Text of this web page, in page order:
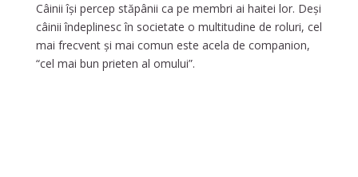
Câinii își percep stăpânii ca pe membri ai haitei lor. Deși
câinii îndeplinesc în societate o multitudine de roluri, cel
mai frecvent și mai comun este acela de companion,
“cel mai bun prieten al omului”.